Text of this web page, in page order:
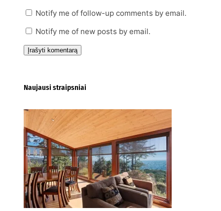
Notify me of follow-up comments by email.
Notify me of new posts by email.
Naujausi straipsniai
Kur nusipirkti medines
žaliuzes Klaipėdoje?
2026-08-01